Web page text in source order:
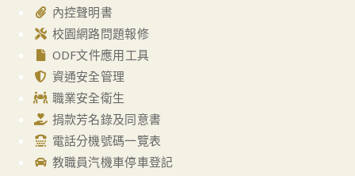
內控聲明書
校園網路問題報修
ODF文件應用工具
資通安全管理
職業安全衛生
捐款芳名錄及同意書
電話分機號碼一覽表
教職員汽機車停車登記